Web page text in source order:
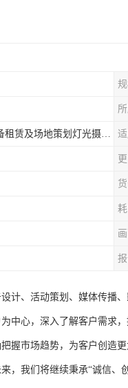
商务演出庆典活动设备租赁及场地策划灯光摄影一站式服务
计、活动策划、媒体传播
中心，深入了解客户需求
握市场趋势，为客户创造
，我们将继续秉承“诚信